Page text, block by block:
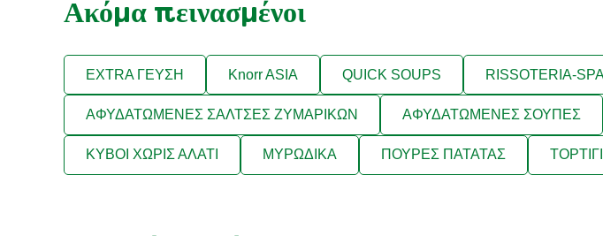
Ακόμα πεινασμένοι
EXTRA ΓΕΥΣΗ Knorr ASIA QUICK SOUPS RISSOTERIA-
ΑΦΥΔΑΤΩΜΕΝΕΣ ΣΑΛΤΣΕΣ ΖΥΜΑΡΙΚΩΝ ΑΦΥΔΑΤΩΜΕΝΕΣ ΣΟΥΠΕΣ
ΚΥΒΟΙ ΧΩΡΙΣ ΑΛΑΤΙ ΜΥΡΩΔΙΚΑ ΠΟΥΡΕΣ ΠΑΤΑΤΑΣ